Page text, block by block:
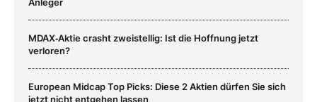
MDAX‑Aktie crasht zweistellig: Ist die Hoffnung jetzt
verloren?
European Midcap Top Picks: Diese 2 Aktien dürfen Sie sich
jetzt nicht entgehen lassen